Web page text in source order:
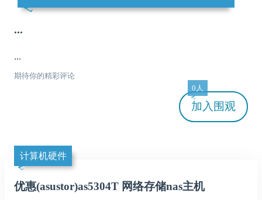
...
...
期待你的精彩评论
加入
0人
围观
计算机硬件
优惠(asustor)as5304T 网络存储nas主机